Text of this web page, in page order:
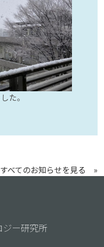
た。
すべてのお知らせを見る »
ジー研究所